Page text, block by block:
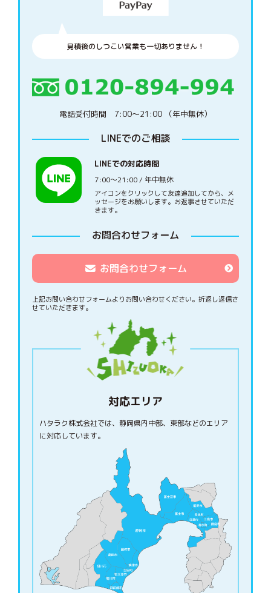
見積後のしつこい営業も一切ありません！
電話受付時間 7:00〜21:00 （年中無休）
LINEでのご相談
LINEでの対応時間
7:00〜21:00 / 年中無休
アイコンをクリックして友達追加してから、メ
ッセージをお願いします。お返事させていただ
きます。
お問合わせフォーム
お問合わせフォーム
上記お問い合わせフォームよりお問い合わせください。 折返し返信さ
せていただきます。
対応エリア
ハタラク株式会社では、静岡県内中部、東部などのエリア
に対応しています。